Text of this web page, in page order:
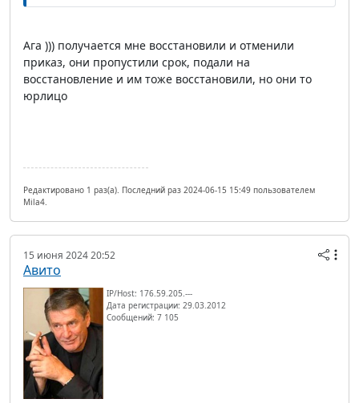
Ага ))) получается мне восстановили и отменили
приказ, они пропустили срок, подали на
восстановление и им тоже восстановили, но они то
юрлицо
Редактировано 1 раз(а). Последний раз 2024-06-15 15:49 пользователем
Mila4.
15 июня 2024 20:52
Авито
IP/Host: 176.59.205.---
Дата регистрации: 29.03.2012
Сообщений: 7 105